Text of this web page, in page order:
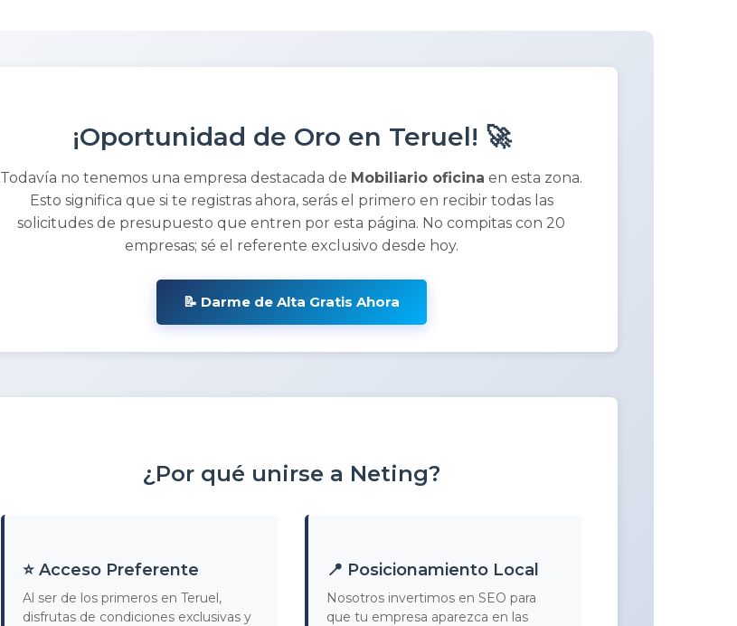
¡Oportunidad de Oro en Teruel! 🚀
Todavía no tenemos una empresa destacada de Mobiliario oficina en esta zona.
Esto significa que si te registras ahora, serás el primero en recibir todas las
solicitudes de presupuesto que entren por esta página. No compitas con 20
empresas; sé el referente exclusivo desde hoy.
📝 Darme de Alta Gratis Ahora
¿Por qué unirse a Neting?
⭐ Acceso Preferente
Al ser de los primeros en Teruel,
disfrutas de condiciones exclusivas y
📍 Posicionamiento Local
Nosotros invertimos en SEO para
que tu empresa aparezca en las